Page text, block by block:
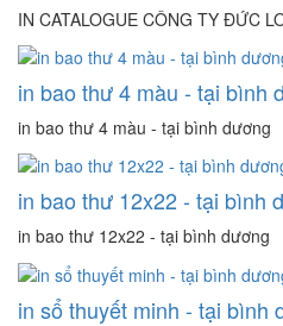
IN CATALOGUE CÔNG TY ĐỨC
in bao thư 4 màu - tại bình
in bao thư 4 màu - tại bình dương
in bao thư 12x22 - tại bình
in bao thư 12x22 - tại bình dương
in sổ thuyết minh - tại bình